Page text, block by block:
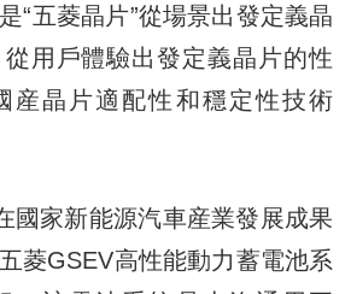
“五菱晶片”從場景出發定義晶
用戶體驗出發定義晶片的性
産晶片適配性和穩定性技術
家新能源汽車産業發展成果
菱GSEV高性能動力蓄電池系